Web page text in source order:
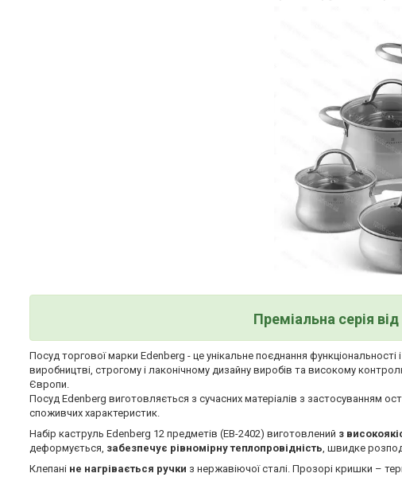
Преміальна серія
Посуд торгової марки Edenberg - це унікальне поєднання функціональності
виробництві, строгому і лаконічному дизайну виробів та високому
Європи.
Посуд Edenberg виготовляється з сучасних матеріалів з застосуванням
споживчих характеристик.
Набір каструль Edenberg 12 предметів (EB-2402) виготовлений з
деформується, забезпечує рівномірну теплопровідність, швидке
Клепані не нагрівається ручки з нержавіючої сталі. Прозорі кришки –